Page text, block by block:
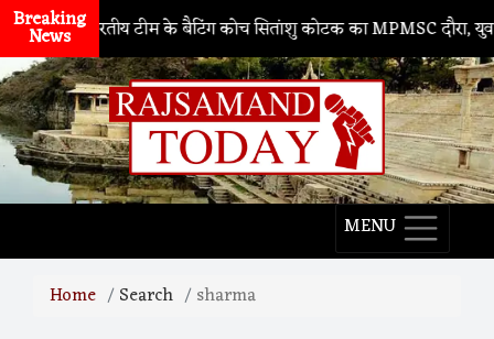
Breaking
News
। भारतीय टीम के बैटिंग कोच सितांशु कोटक का MPMSC दौरा, युवा
MENU
Home Search sharma